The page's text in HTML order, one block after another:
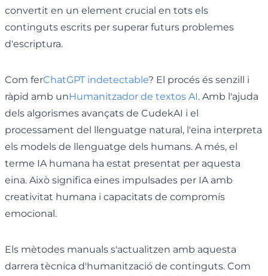
convertit en un element crucial en tots els
continguts escrits per superar futurs problemes
d'escriptura.
Com ferChatGPT indetectable? El procés és senzill i
ràpid amb unHumanitzador de textos AI. Amb l'ajuda
dels algorismes avançats de CudekAI i el
processament del llenguatge natural, l'eina interpreta
els models de llenguatge dels humans. A més, el
terme IA humana ha estat presentat per aquesta
eina. Això significa eines impulsades per IA amb
creativitat humana i capacitats de compromís
emocional.
Els mètodes manuals s'actualitzen amb aquesta
darrera tècnica d'humanització de continguts. Com